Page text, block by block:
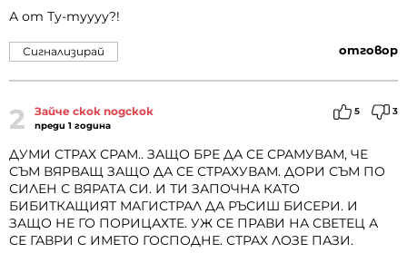
А от Ту-туууу?!
отговор
Сигнализирай
2 Зайче скок подскок
преди 1 година
5 3
ДУМИ СТРАХ СРАМ.. ЗАЩО БРЕ ДА СЕ СРАМУВАМ, ЧЕ
СЪМ ВЯРВАЩ ЗАЩО ДА СЕ СТРАХУВАМ. ДОРИ СЪМ ПО
СИЛЕН С ВЯРАТА СИ. И ТИ ЗАПОЧНА КАТО
БИБИТКАЩИЯТ МАГИСТРАЛ ДА РЪСИШ БИСЕРИ. И
ЗАЩО НЕ ГО ПОРИЦАХТЕ. УЖ СЕ ПРАВИ НА СВЕТЕЦ А
СЕ ГАВРИ С ИМЕТО ГОСПОДНЕ. СТРАХ ЛОЗЕ ПАЗИ.